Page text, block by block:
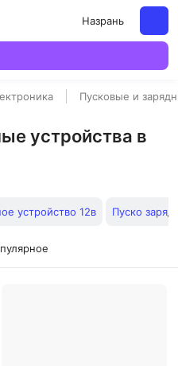
Назрань
Пусковые и
устройства в
устройство 12в Пуско